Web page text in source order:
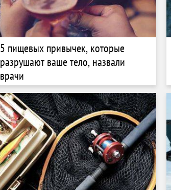
5 пищевых привычек, которые
разрушают ваше тело, назвали
врачи